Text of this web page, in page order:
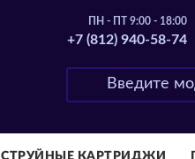
ПН - ПТ 9:00 - 18:00
+7 (812) 940-58-74
СТРУЙНЫЕ КАРТРИДЖИ